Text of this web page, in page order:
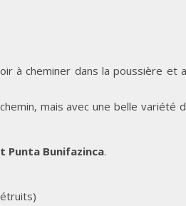
à cheminer dans la poussière et
mais avec une belle variété
Punta Bunifazinca.